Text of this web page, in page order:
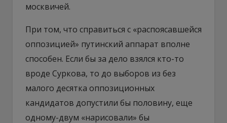
москвичей.
При том, что справиться с «распоясавшейся
оппозицией» путинский аппарат вполне
способен. Если бы за дело взялся кто-то
вроде Суркова, то до выборов из без
малого десятка оппозиционных
кандидатов допустили бы половину, еще
одному-двум «нарисовали» бы